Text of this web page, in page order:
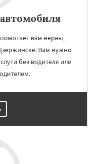
вам нервы,
Вам нужно
без водителя или